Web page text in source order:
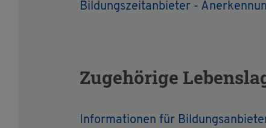
Bil­dungs­zeit­an­bie­ter -
Zu­ge­hö­ri­ge
In­for­ma­tio­nen für